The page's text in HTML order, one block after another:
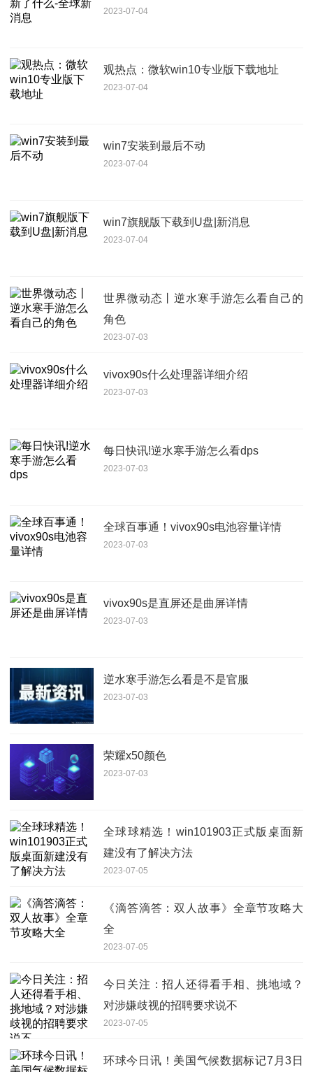
2023-07-04
观热点：微软win10专业版下载地址
2023-07-04
win7安装到最后不动
2023-07-04
win7旗舰版下载到U盘|新消息
2023-07-04
世界微动态丨逆水寒手游怎么看自己的
角色
2023-07-03
vivox90s什么处理器详细介绍
2023-07-03
每日快讯!逆水寒手游怎么看dps
2023-07-03
全球百事通！vivox90s电池容量详情
2023-07-03
vivox90s是直屏还是曲屏详情
2023-07-03
逆水寒手游怎么看是不是官服
2023-07-03
荣耀x50颜色
2023-07-03
全球球精选！win101903正式版桌面新
建没有了解决方法
2023-07-05
《滴答滴答：双人故事》全章节攻略大
全
2023-07-05
今日关注：招人还得看手相、挑地域？
对涉嫌歧视的招聘要求说不
2023-07-05
环球今日讯！美国气候数据标记7月3日